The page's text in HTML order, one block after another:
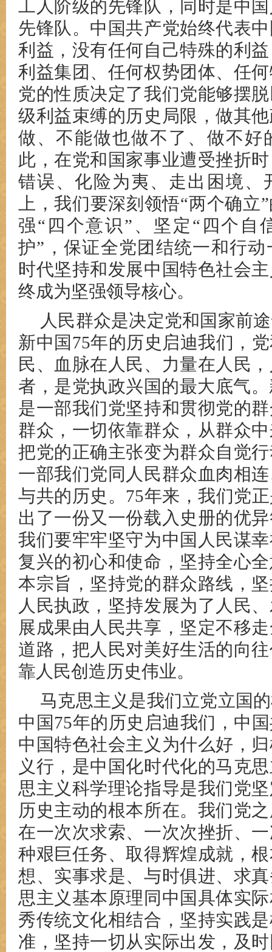
工人阶级的先锋队，同时是中
先锋队。中国共产党始终代表
利益，没有任何自己特殊的利
利益集团、任何权势团体、任
党的性质决定了我们党能够摆
级利益束缚的历史局限，做其
做、不能做也做不了、做不好
此，在党和国家事业遭受挫折
错误、化险为夷、走出困境、
上，我们要深刻领悟“两个确立
强“四个意识”、坚定“四个自
护”，保证全党团结统一和行
时代坚持和发展中国特色社会
终成为坚强领导核心。
人民群众是决定党和国家前
新中国75年的历史启迪我们，
民、血脉在人民、力量在人民
者，是党执政兴国的最大底气
是一部我们党坚持和贯彻党的
群众，一切依靠群众，从群众
把党的正确主张变为群众自觉
一部我们党同人民群众血肉相
与共的历史。75年来，我们党
出了一份又一份载入史册的优
我们要牢牢坚守为中国人民谋
复兴的初心和使命，坚持全心
本宗旨，坚持党的群众路线，
人民执政，坚持发展为了人民
展成果由人民共享，坚定不移
道路，把人民对美好生活的向
靠人民创造历史伟业。
马克思主义是我们立党立国
中国75年的历史启迪我们，中
中国特色社会主义为什么好，
义行，是中国化时代化的马克
思主义科学理论指导是我们党
历史主动的根本所在。我们党
在一次次求索、一次次挫折、
种艰巨任务、取得辉煌成就，
想、实事求是、与时俱进、求
思主义基本原理同中国具体实
秀传统文化相结合，坚持实践
准，坚持一切从实际出发，及